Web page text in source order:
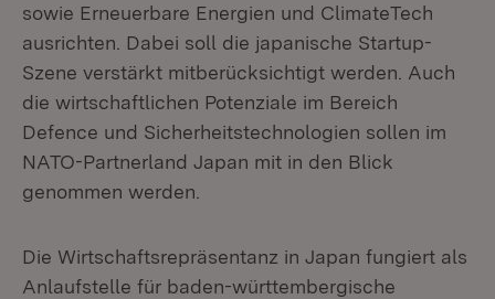
sowie Erneuerbare Energien und ClimateTech
ausrichten. Dabei soll die japanische Startup-
Szene verstärkt mitberücksichtigt werden. Auch
die wirtschaftlichen Potenziale im Bereich
Defence und Sicherheitstechnologien sollen im
NATO-Partnerland Japan mit in den Blick
genommen werden.
Die Wirtschaftsrepräsentanz in Japan fungiert als
Anlaufstelle für baden-württembergische